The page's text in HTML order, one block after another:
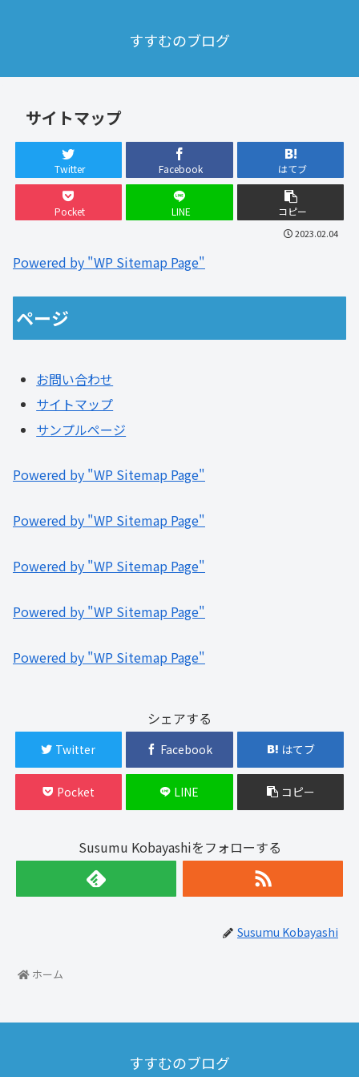
すすむのブログ
サイトマップ
Twitter Facebook はてブ
Pocket LINE コピー
2023.02.04
Powered by "WP Sitemap Page"
ページ
お問い合わせ
サイトマップ
サンプルページ
Powered by "WP Sitemap Page"
Powered by "WP Sitemap Page"
Powered by "WP Sitemap Page"
Powered by "WP Sitemap Page"
Powered by "WP Sitemap Page"
シェアする
Twitter Facebook はてブ
Pocket LINE コピー
Susumu Kobayashiをフォローする
Susumu Kobayashi
ホーム
すすむのブログ